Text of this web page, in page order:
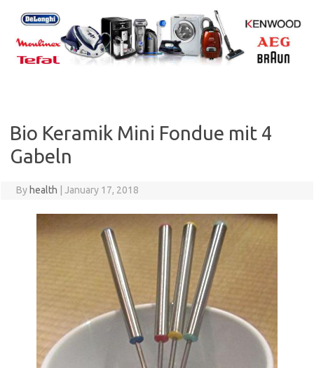
content
Bio Keramik Mini Fondue mit 4
Gabeln
By health January 17, 2018